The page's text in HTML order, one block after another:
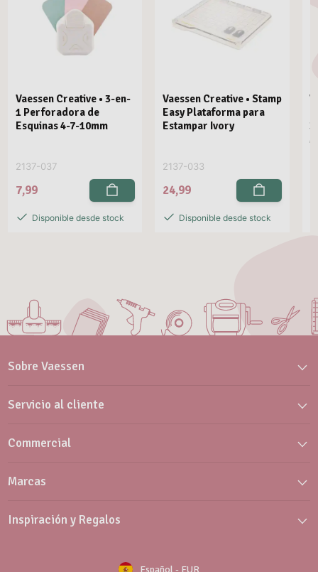
Vaessen Creative • 3-en-
1 Perforadora de
Esquinas 4-7-10mm
2137-037
7,99
Disponible desde stock
Vaessen Creative • Stamp
Easy Plataforma para
Estampar Ivory
2137-033
24,99
Disponible desde stock
Sobre Vaessen
Servicio al cliente
Commercial
Marcas
Inspiración y Regalos
Español - EUR